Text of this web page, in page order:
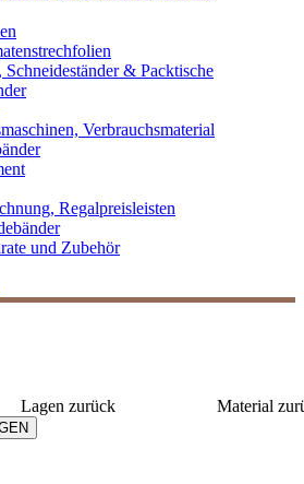
& Packtische
Verbrauchsmaterial
Regalpreisleisten
und Zubehör
Lagen zurück
Material